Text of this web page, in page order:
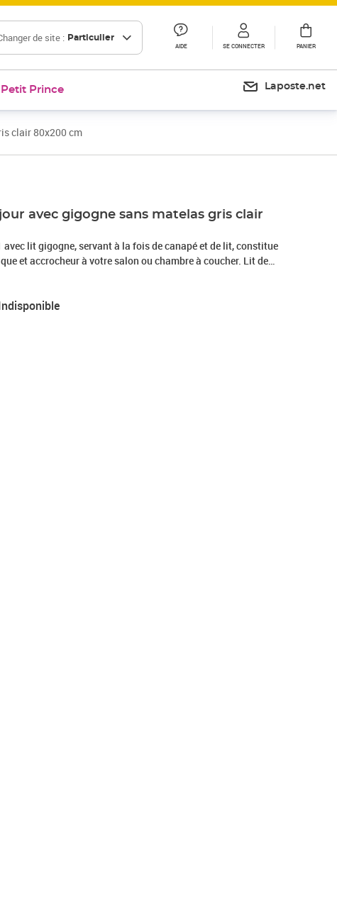
de site : Particulier
AIDE SE CONNECTER PANIER
Prince Laposte.net
clair 80x200 cm
avec gigogne sans matelas gris clair
avec lit gigogne, servant à la fois de canapé et de lit, constitue
et accrocheur à votre salon ou chambre à coucher. Lit de
lit fonctionne comme un canapé pendant la journée et se
accueillir des invités et maximiser l'espace.Velours doux : le